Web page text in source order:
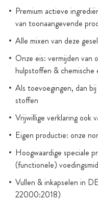
Premium actieve
van toonaangevende
Alle mixen van deze
Onze eis: vermijden van
hulpstoffen &
Als toevoegingen, dan
stoffen
Vrijwillige verklaring ook
Eigen productie: onze
Hoogwaardige speciale
(functionele)
Vullen & inkapselen in
22000:2018)